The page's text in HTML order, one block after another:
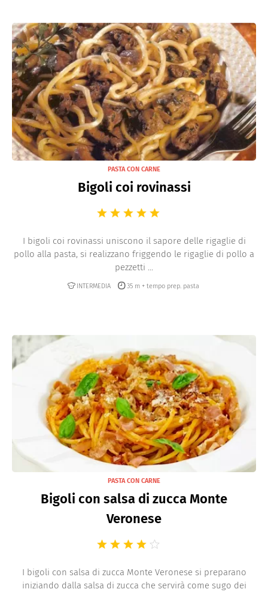
PASTA CON CARNE
Bigoli coi rovinassi
I bigoli coi rovinassi uniscono il sapore delle rigaglie di
pollo alla pasta, si realizzano friggendo le rigaglie di pollo a
pezzetti ...
INTERMEDIA 35 m + tempo prep. pasta
PASTA CON CARNE
Bigoli con salsa di zucca Monte
Veronese
I bigoli con salsa di zucca Monte Veronese si preparano
iniziando dalla salsa di zucca che servirà come sugo dei